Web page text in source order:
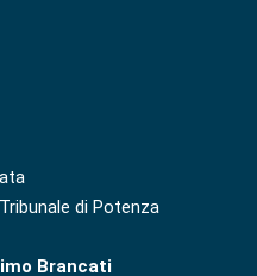
di Potenza
Brancati